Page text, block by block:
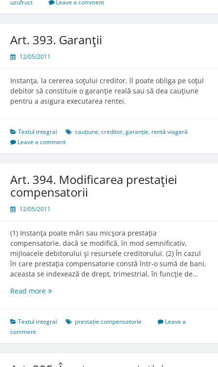
compensatorii
uzufruct
Leave a comment
Art. 393. Garanţii
12/05/2011
Instanţa, la cererea soţului creditor, îl poate obliga pe soţul
debitor să constituie o garanţie reală sau să dea cauţiune
pentru a asigura executarea rentei.
Textul integral cauțiune,creditor,garanție, rentă viageră
Leave a comment
Art. 394. Modificarea prestaţiei
compensatorii
12/05/2011
(1) Instanţa poate mări sau micşora prestaţia
compensatorie, dacă se modifică, în mod semnificativ,
mijloacele debitorului şi resursele creditorului. (2) În cazul
în care prestaţia compensatorie constă într-o sumă de bani,
aceasta se indexează de drept, trimestrial, în funcţie de…
Read moreArt.
prestaţiei
Textul integral prestație compensatorie
Leave a
comment